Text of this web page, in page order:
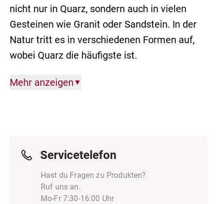
nicht nur in Quarz, sondern auch in vielen
Gesteinen wie Granit oder Sandstein. In der
Natur tritt es in verschiedenen Formen auf,
wobei Quarz die häufigste ist.
Mehr anzeigen ▼
Servicetelefon
Hast du Fragen zu Produkten?
Ruf uns an.
Mo-Fr 7:30-16:00 Uhr